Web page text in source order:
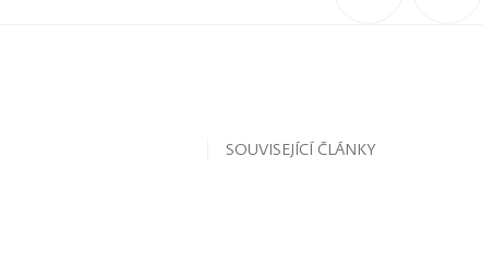
SOUVISEJÍCÍ ČLÁNKY